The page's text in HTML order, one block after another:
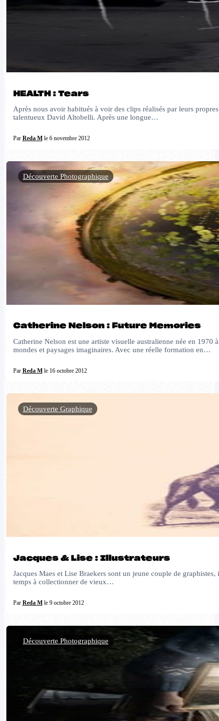
HEALTH : Tears
Après nous avoir habitués à voir des clips réalisés par leurs
talentueux David Altobelli. Après une longue…
Par Reda Mle 6 novembre 2012
Catherine Nelson : Future Memories
Catherine Nelson est une artiste visuelle australienne née en
mondes et paysages imaginaires. Avec une réelle formation en…
Par Reda Mle 16 octobre 2012
Découverte Photographique
Jacques & Lise : Illustrateurs
Jacques Maes et Lise Braekers sont un jeune couple de
temps à collectionner de vieux…
Par Reda Mle 9 octobre 2012
Découverte Graphique
Découverte Photographique